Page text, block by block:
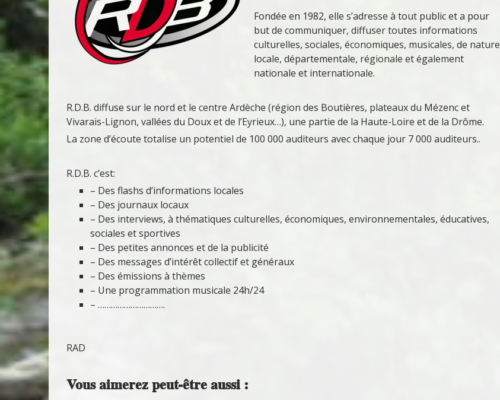
Fondée en 1982, elle s’adresse à tout public et a pour
but de communiquer, diffuser toutes informations
culturelles, sociales, économiques, musicales, de nature
locale, départementale, régionale et également
nationale et internationale.
R.D.B. diffuse sur le nord et le centre Ardèche (région des Boutières, plateaux du Mézenc et
Vivarais-Lignon, vallées du Doux et de l’Eyrieux…), une partie de la Haute-Loire et de la Drôme.
La zone d’écoute totalise un potentiel de 100 000 auditeurs avec chaque jour 7 000 auditeurs..
R.D.B. c’est:
– Des flashs d’informations locales
– Des journaux locaux
– Des interviews, à thématiques culturelles, économiques, environnementales, éducatives,
sociales et sportives
– Des petites annonces et de la publicité
– Des messages d’intérêt collectif et généraux
– Des émissions à thèmes
– Une programmation musicale 24h/24
– ………………………….
RAD
Vous aimerez peut-être aussi :